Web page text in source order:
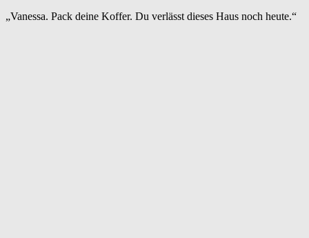
„Vanessa. Pack deine Koffer. Du verlässt dieses Haus noch heute.“